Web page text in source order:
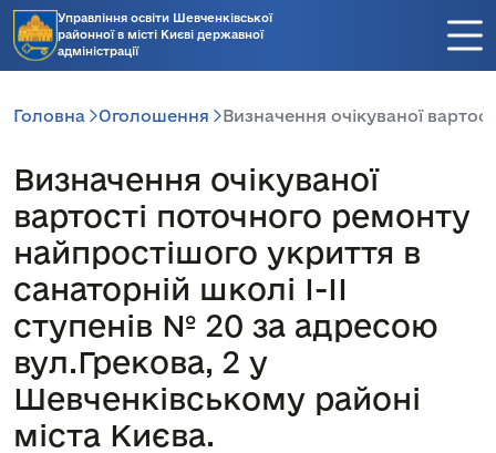
Управління освіти Шевченківської
районної в місті Києві державної
адміністрації
Головна Оголошення Визначення очікуваної
Визначення очікуваної
вартості поточного ремонту
найпростішого укриття в
санаторній школі І-ІІ
ступенів № 20 за адресою
вул.Грекова, 2 у
Шевченківському районі
міста Києва.